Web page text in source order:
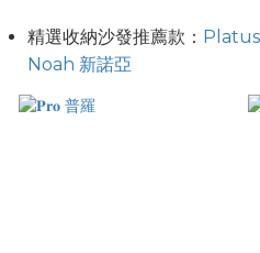
精選收納沙發推薦款： Platus
Noah 新諾亞